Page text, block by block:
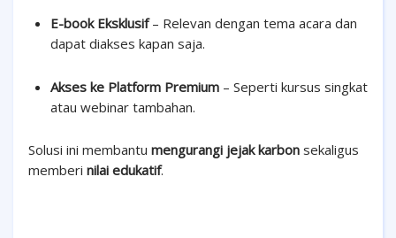
E-book Eksklusif– Relevan dengan tema acara dan
dapat diakses kapan saja.
Akses ke Platform Premium – Seperti kursus singkat
atau webinar tambahan.
Solusi ini membantu mengurangi jejak karbon sekaligus
memberi nilai edukatif.